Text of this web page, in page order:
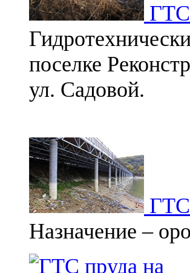
ГТС
поселке
ул. Садовой.
ГТС
Назначение –